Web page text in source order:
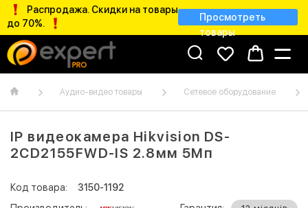
Распродажа. Скидки на товары
до 70%.
Просмотреть
товары
Аудио-видео товары Сетевое оборудование
IP видеокамера Hikvision DS-
2CD2155FWD-IS 2.8мм 5Мп
Код товара:
3150-1192